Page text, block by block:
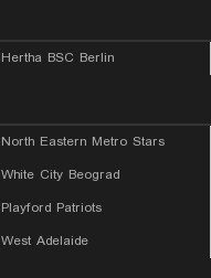
Hertha BSC Berlin
North Eastern Metro Stars
White City Beograd
Playford Patriots
West Adelaide